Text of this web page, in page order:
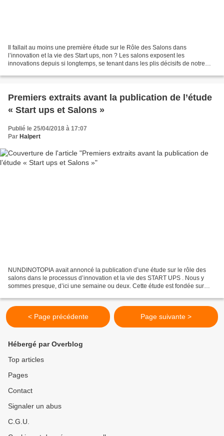
Il fallait au moins une première étude sur le Rôle des Salons dans
l’innovation et la vie des Start ups, non ? Les salons exposent les
innovations depuis si longtemps, se tenant dans les plis décisifs de notre
Premiers extraits avant la publication de l’étude
« Start ups et Salons »
Publié le 25/04/2018 à 17:07
Par Halpert
NUNDINOTOPIA avait annoncé la publication d’une étude sur le rôle des
salons dans le processus d’innovation et la vie des START UPS . Nous y
sommes presque, d’ici une semaine ou deux. Cette étude est fondée sur
< Page précédente Page suivante >
Hébergé par Overblog
Top articles
Pages
Contact
Signaler un abus
C.G.U.